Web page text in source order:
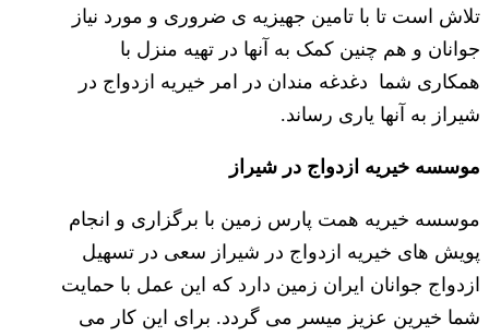
تلاش است تا با تامین جهیزیه ی ضروری و مورد نیاز
جوانان و هم چنین کمک به آنها در تهیه منزل با
همکاری شما دغدغه مندان در امر خیریه ازدواج در
شیراز به آنها یاری رساند.
موسسه خیریه ازدواج در شیراز
موسسه خیریه همت پارس زمین با برگزاری و انجام
پویش های خیریه ازدواج در شیراز سعی در تسهیل
ازدواج جوانان ایران زمین دارد که این عمل با حمایت
شما خیرین عزیز میسر می گردد. برای این کار می